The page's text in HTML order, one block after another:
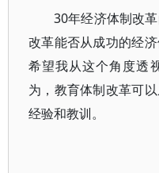
30年经济体制改
改革能否从成功的经
希望我从这个角度透
为，教育体制改革可
经验和教训。